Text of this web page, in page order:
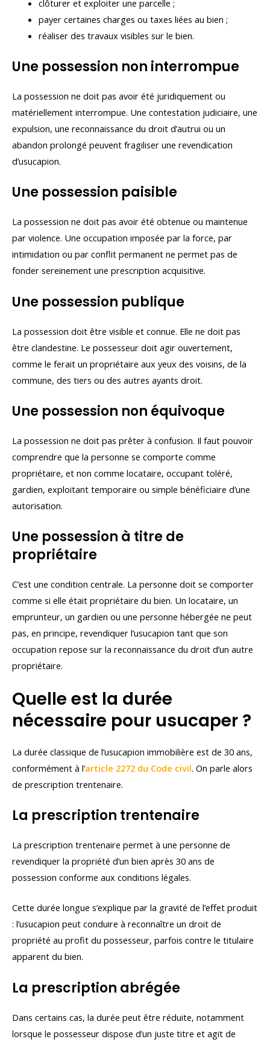
clôturer et exploiter une parcelle ;
payer certaines charges ou taxes liées au bien ;
réaliser des travaux visibles sur le bien.
Une possession non interrompue
La possession ne doit pas avoir été juridiquement ou
matériellement interrompue. Une contestation judiciaire, une
expulsion, une reconnaissance du droit d’autrui ou un
abandon prolongé peuvent fragiliser une revendication
d’usucapion.
Une possession paisible
La possession ne doit pas avoir été obtenue ou maintenue
par violence. Une occupation imposée par la force, par
intimidation ou par conflit permanent ne permet pas de
fonder sereinement une prescription acquisitive.
Une possession publique
La possession doit être visible et connue. Elle ne doit pas
être clandestine. Le possesseur doit agir ouvertement,
comme le ferait un propriétaire aux yeux des voisins, de la
commune, des tiers ou des autres ayants droit.
Une possession non équivoque
La possession ne doit pas prêter à confusion. Il faut pouvoir
comprendre que la personne se comporte comme
propriétaire, et non comme locataire, occupant toléré,
gardien, exploitant temporaire ou simple bénéficiaire d’une
autorisation.
Une possession à titre de
propriétaire
C’est une condition centrale. La personne doit se comporter
comme si elle était propriétaire du bien. Un locataire, un
emprunteur, un gardien ou une personne hébergée ne peut
pas, en principe, revendiquer l’usucapion tant que son
occupation repose sur la reconnaissance du droit d’un autre
propriétaire.
Quelle est la durée
nécessaire pour usucaper ?
La durée classique de l’usucapion immobilière est de 30 ans,
conformément à l’article 2272 du Code civil. On parle alors
de prescription trentenaire.
La prescription trentenaire
La prescription trentenaire permet à une personne de
revendiquer la propriété d’un bien après 30 ans de
possession conforme aux conditions légales.
Cette durée longue s’explique par la gravité de l’effet produit
: l’usucapion peut conduire à reconnaître un droit de
propriété au profit du possesseur, parfois contre le titulaire
apparent du bien.
La prescription abrégée
Dans certains cas, la durée peut être réduite, notamment
lorsque le possesseur dispose d’un juste titre et agit de